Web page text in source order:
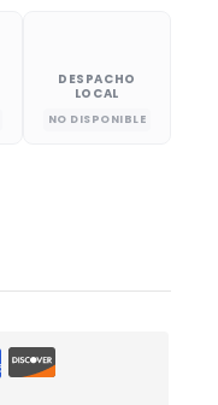
DESPACHO
LOCAL
NO DISPONIBLE